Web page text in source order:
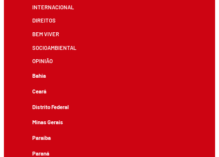
INTERNACIONAL
DIREITOS
BEM VIVER
SOCIOAMBIENTAL
OPINIÃO
Bahia
Ceará
Distrito Federal
Minas Gerais
Paraíba
Paraná